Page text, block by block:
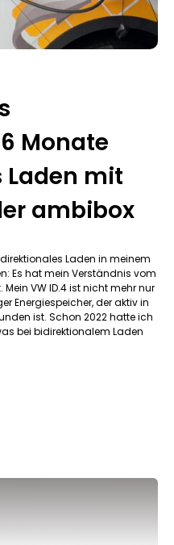
Monate
mit
ambibox
Laden in meinem
Es hat mein Verständnis vom
VW ID.4 ist nicht mehr nur
Energiespeicher, der aktiv in
ist. Schon 2022 hatte ich
bei bidirektionalem Laden